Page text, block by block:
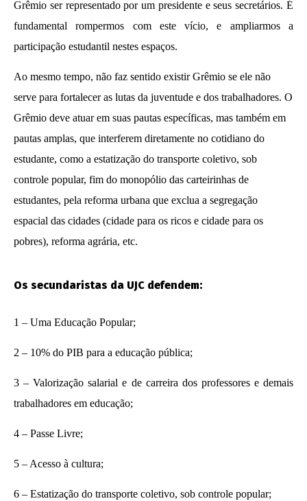
de 2013
wp-
admin
Grêmio ser representado por um presidente e seus secretários. É
fundamental rompermos com este vício, e ampliarmos a
participação estudantil nestes espaços.
Ao mesmo tempo, não faz sentido existir Grêmio se ele não
serve para fortalecer as lutas da juventude e dos trabalhadores. O
Grêmio deve atuar em suas pautas específicas, mas também em
pautas amplas, que interferem diretamente no cotidiano do
estudante, como a estatização do transporte coletivo, sob
controle popular, fim do monopólio das carteirinhas de
estudantes, pela reforma urbana que exclua a segregação
espacial das cidades (cidade para os ricos e cidade para os
pobres), reforma agrária, etc.
Os secundaristas da UJC defendem:
1 – Uma Educação Popular;
2 – 10% do PIB para a educação pública;
3 – Valorização salarial e de carreira dos professores e demais
trabalhadores em educação;
4 – Passe Livre;
5 – Acesso à cultura;
6 – Estatização do transporte coletivo, sob controle popular;